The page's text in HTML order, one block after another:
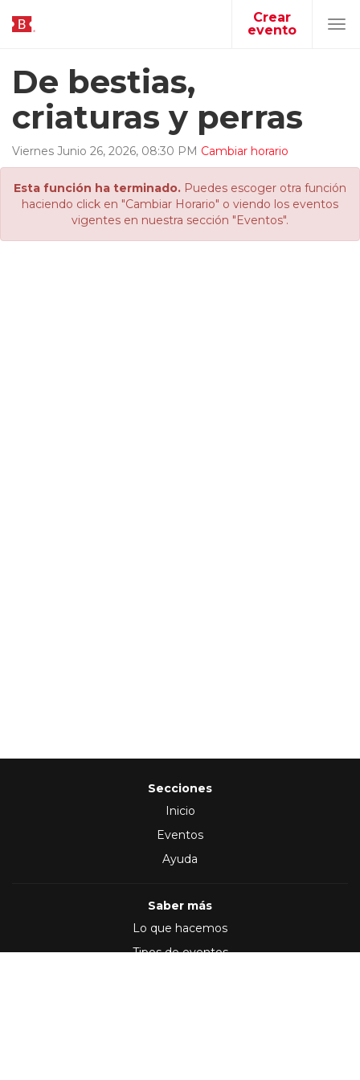
Crear
evento
De bestias,
criaturas y perras
Viernes Junio 26, 2026, 08:30 PM Cambiar horario
Esta función ha terminado. Puedes escoger otra función
haciendo click en "Cambiar Horario" o viendo los eventos
vigentes en nuestra sección "Eventos".
Secciones
Inicio
Eventos
Ayuda
Saber más
Lo que hacemos
Tipos de eventos